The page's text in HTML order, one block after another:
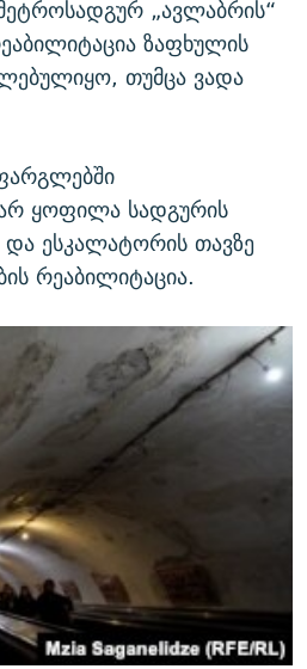
„ავლაბრის“
ზაფხულის
თუმცა ვადა
ყოფილა სადგურის
და ესკალატორის თავზე
რეაბილიტაცია.